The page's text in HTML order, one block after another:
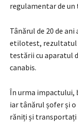
regulamentar de un
Tânărul de 20 de
etilotest, rezultatul
testării cu aparatul
canabis.
În urma impactului,
iar tânărul șofer și o
răniți și